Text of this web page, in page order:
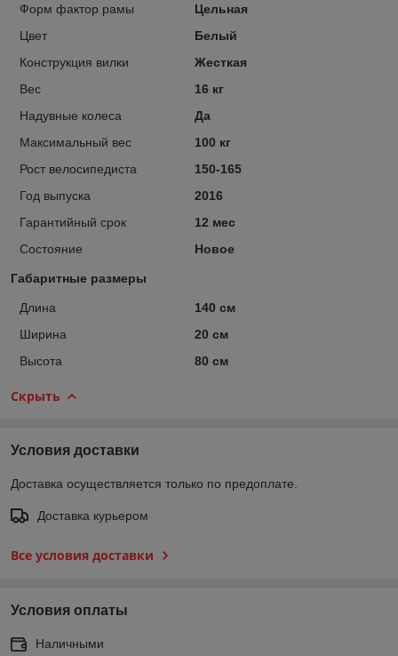
Форм фактор рамы
Цельная
Цвет
Белый
Конструкция вилки
Жесткая
Вес
16 кг
Надувные колеса
Да
Максимальный вес
100 кг
Рост велосипедиста
150-165
Год выпуска
2016
Гарантийный срок
12 мес
Состояние
Новое
Габаритные размеры
Длина
140 см
Ширина
20 см
Высота
80 см
Скрыть
Условия доставки
Доставка осуществляется только по предоплате.
Доставка курьером
Все условия доставки
Условия оплаты
Наличными